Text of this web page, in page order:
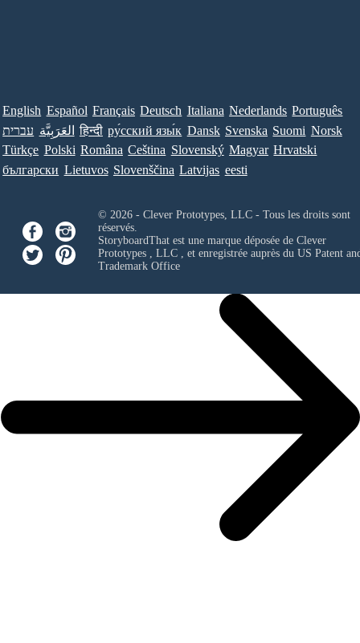
English Español Français Deutsch Italiana Nederlands Português
עברית العَرَبِيَّة हिन्दी ру́сский язы́к Dansk Svenska Suomi Norsk
Türkçe Polski Româna Ceština Slovenský Magyar Hrvatski
български Lietuvos Slovenščina Latvijas eesti
© 2026 - Clever Prototypes, LLC - Tous les droits sont
réservés.
StoryboardThat est une marque déposée de Clever
Prototypes , LLC, et enregistrée auprès du US Patent
Trademark Office